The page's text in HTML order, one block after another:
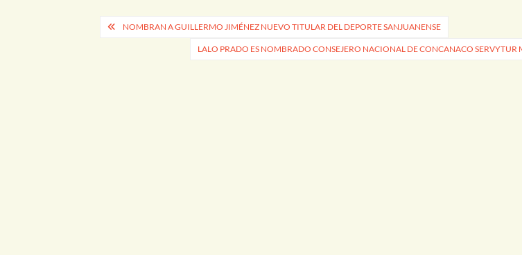
Navegación
NOMBRAN A GUILLERMO JIMÉNEZ NUEVO TITULAR DEL DEPORTE SANJUANENSE
LALO PRADO ES NOMBRADO CONSEJERO NACIONAL DE CONCANACO SERVYTUR